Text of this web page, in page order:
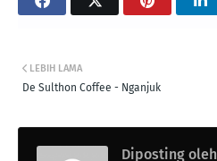
LEBIH LAMA
De Sulthon Coffee - Nganjuk
Diposting oleh